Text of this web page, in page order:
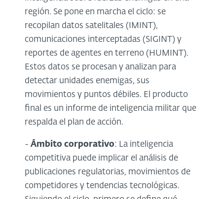
región. Se pone en marcha el ciclo: se
recopilan datos satelitales (IMINT),
comunicaciones interceptadas (SIGINT) y
reportes de agentes en terreno (HUMINT).
Estos datos se procesan y analizan para
detectar unidades enemigas, sus
movimientos y puntos débiles. El producto
final es un informe de inteligencia militar que
respalda el plan de acción.
- Ámbito corporativo: La inteligencia
competitiva puede implicar el análisis de
publicaciones regulatorias, movimientos de
competidores y tendencias tecnológicas.